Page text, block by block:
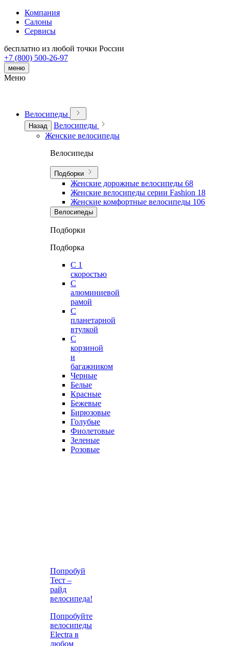
Компания
Салоны
Сервисы
бесплатно из любой точки России
+7 (800) 500-26-97
меню
Меню
Велосипеды
Назад
Велосипеды
Женские велосипеды
Велосипеды
Подборки
Женские дорожные велосипеды 68
Женские велосипеды серии Fashion 18
Женские комфортные велосипеды 106
Велосипеды
Подборки
Подборка
С 1
скоростью
С
алюминиевой
рамой
С
планетарной
втулкой
С
корзиной
и
багажником
Черные
Белые
Красные
Бежевые
Бирюзовые
Голубые
Фиолетовые
Зеленые
Розовые
Попробуй
Тест –
райд
велосипеда!
Попробуйте
велосипеды
Electra в
любом